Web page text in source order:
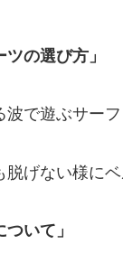
ツの選び方」
波で遊ぶサー
脱げない様に
ついて」